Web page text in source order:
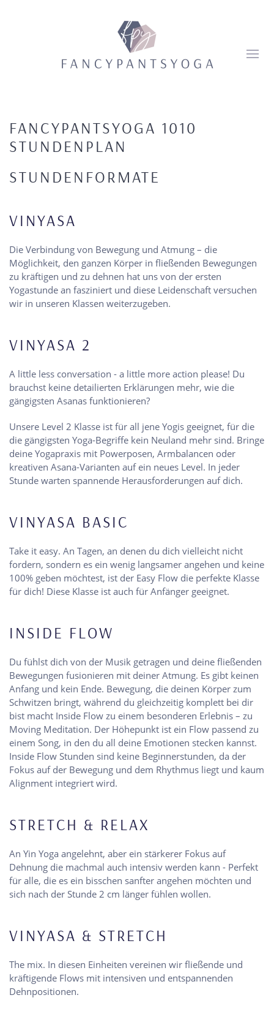
FANCYPANTSYOGA 1010
STUNDENPLAN
STUNDENFORMATE
VINYASA
Die Verbindung von Bewegung und Atmung – die
Möglichkeit, den ganzen Körper in fließenden Bewegungen
zu kräftigen und zu dehnen hat uns von der ersten
Yogastunde an fasziniert und diese Leidenschaft versuchen
wir in unseren Klassen weiterzugeben.
VINYASA 2
A little less conversation - a little more action please! Du
brauchst keine detailierten Erklärungen mehr, wie die
gängigsten Asanas funktionieren?
Unsere Level 2 Klasse ist für all jene Yogis geeignet, für die
die gängigsten Yoga-Begriffe kein Neuland mehr sind. Bringe
deine Yogapraxis mit Powerposen, Armbalancen oder
kreativen Asana-Varianten auf ein neues Level. In jeder
Stunde warten spannende Herausforderungen auf dich.
VINYASA BASIC
Take it easy. An Tagen, an denen du dich vielleicht nicht
fordern, sondern es ein wenig langsamer angehen und keine
100% geben möchtest, ist der Easy Flow die perfekte Klasse
für dich! Diese Klasse ist auch für Anfänger geeignet.
INSIDE FLOW
Du fühlst dich von der Musik getragen und deine fließenden
Bewegungen fusionieren mit deiner Atmung. Es gibt keinen
Anfang und kein Ende. Bewegung, die deinen Körper zum
Schwitzen bringt, während du gleichzeitig komplett bei dir
bist macht Inside Flow zu einem besonderen Erlebnis – zu
Moving Meditation. Der Höhepunkt ist ein Flow passend zu
einem Song, in den du all deine Emotionen stecken kannst.
Inside Flow Stunden sind keine Beginnerstunden, da der
Fokus auf der Bewegung und dem Rhythmus liegt und kaum
Alignment integriert wird.
STRETCH & RELAX
An Yin Yoga angelehnt, aber ein stärkerer Fokus auf
Dehnung die machmal auch intensiv werden kann - Perfekt
für alle, die es ein bisschen sanfter angehen möchten und
sich nach der Stunde 2 cm länger fühlen wollen.
VINYASA & STRETCH
The mix. In diesen Einheiten vereinen wir fließende und
kräftigende Flows mit intensiven und entspannenden
Dehnpositionen.